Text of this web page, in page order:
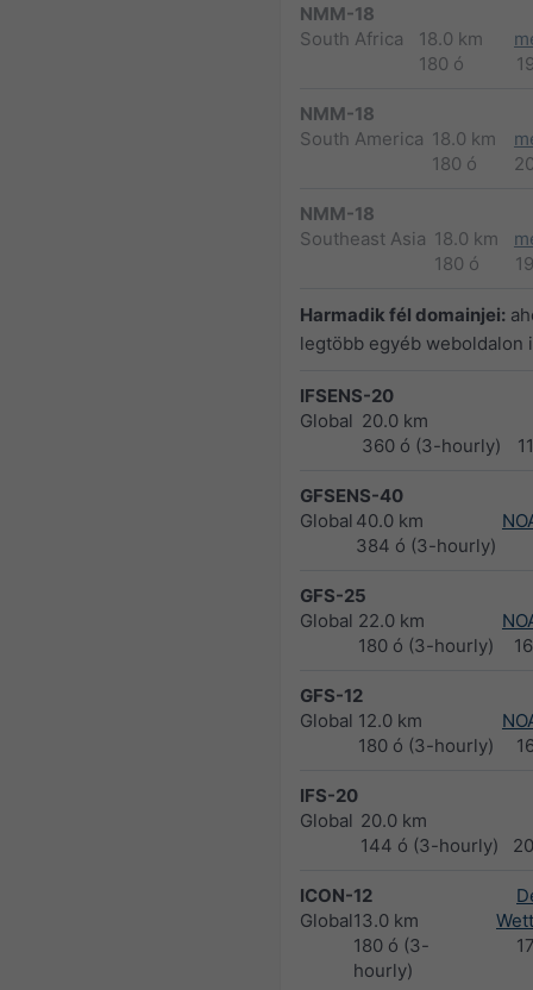
NMM-18
South Africa
18.0 km
180 ó
NMM-18
South America 18.0 km
180 ó
NMM-18
Southeast Asia 18.0 km
180 ó
Harmadik fél domainjei:
legtöbb egyéb weboldalon
IFSENS-20
Global 20.0 km
360 ó (3-hourly)
GFSENS-40
Global 40.0 km
384 ó (3-hourly)
GFS-25
Global 22.0 km
180 ó (3-hourly)
GFS-12
Global 12.0 km
180 ó (3-hourly)
IFS-20
Global 20.0 km
144 ó (3-hourly)
ICON-12
Global13.0 km
180 ó (3-
hourly)